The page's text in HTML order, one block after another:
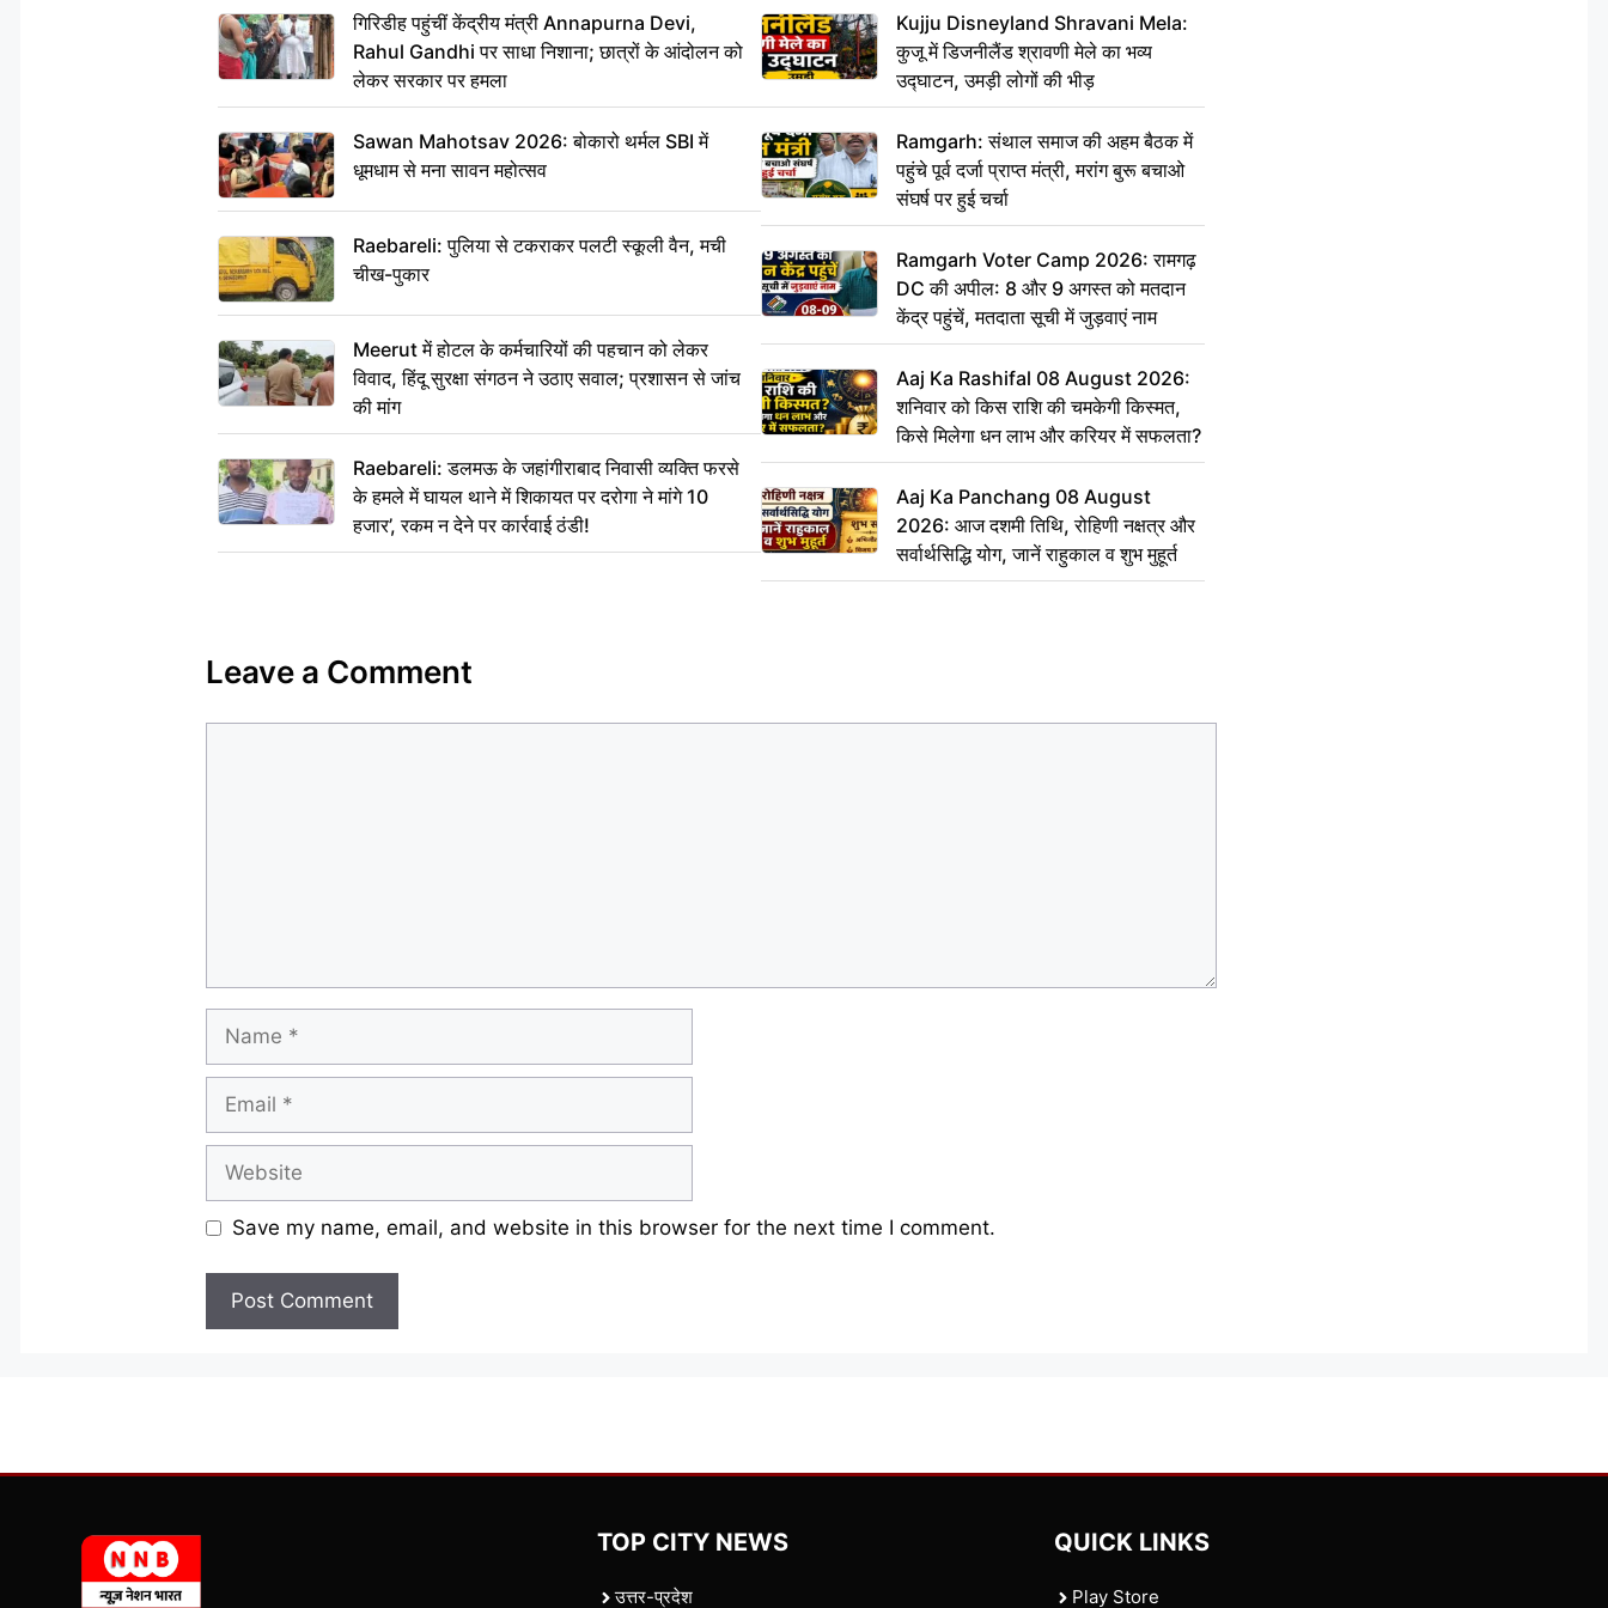
गिरिडीह पहुंचीं केंद्रीय मंत्री Annapurna Devi,
Rahul Gandhi पर साधा निशाना; छात्रों के आंदोलन को
लेकर सरकार पर हमला
Sawan Mahotsav 2026: बोकारो थर्मल SBI में
धूमधाम से मना सावन महोत्सव
Raebareli: पुलिया से टकराकर पलटी स्कूली वैन, मची
चीख-पुकार
Meerut में होटल के कर्मचारियों की पहचान को लेकर
विवाद, हिंदू सुरक्षा संगठन ने उठाए सवाल; प्रशासन से जांच
की मांग
Raebareli: डलमऊ के जहांगीराबाद निवासी व्यक्ति फरसे
के हमले में घायल थाने में शिकायत पर दरोगा ने मांगे 10
हजार’, रकम न देने पर कार्रवाई ठंडी!
Kujju Disneyland Shravani Mela:
कुजू में डिजनीलैंड श्रावणी मेले का भव्य
उद्घाटन, उमड़ी लोगों की भीड़
Ramgarh: संथाल समाज की अहम बैठक में
पहुंचे पूर्व दर्जा प्राप्त मंत्री, मरांग बुरू बचाओ
संघर्ष पर हुई चर्चा
Ramgarh Voter Camp 2026: रामगढ़
DC की अपील: 8 और 9 अगस्त को मतदान
केंद्र पहुंचें, मतदाता सूची में जुड़वाएं नाम
Aaj Ka Rashifal 08 August 2026:
शनिवार को किस राशि की चमकेगी किस्मत,
किसे मिलेगा धन लाभ और करियर में सफलता?
Aaj Ka Panchang 08 August
2026: आज दशमी तिथि, रोहिणी नक्षत्र और
सर्वार्थसिद्धि योग, जानें राहुकाल व शुभ मुहूर्त
Leave a Comment
Save my name, email, and website in this browser for the next time I comment.
TOP CITY NEWS
उत्तर-प्रदेश
QUICK LINKS
Play Store